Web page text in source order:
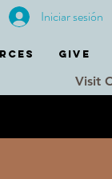
GIVE
Iniciar sesión
Visit